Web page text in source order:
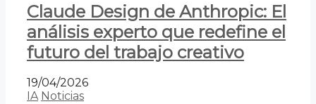
Claude Design de Anthropic: El
análisis experto que redefine el
futuro del trabajo creativo
19/04/2026
IA Noticias